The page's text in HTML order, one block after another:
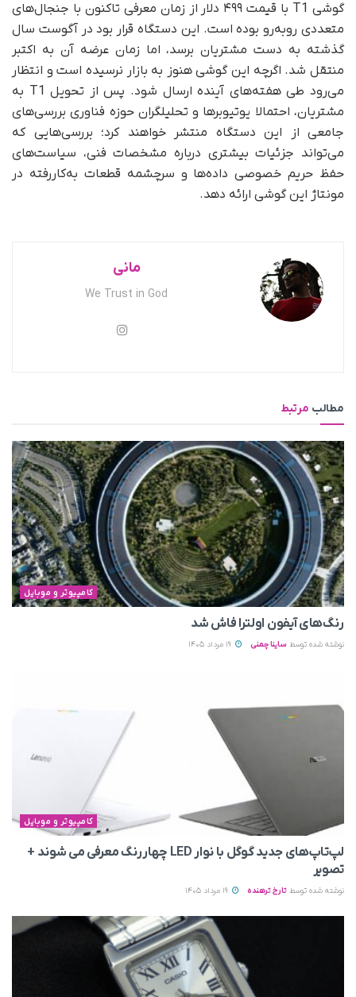
گوشی T1 با قیمت ۴۹۹ دلار از زمان معرفی تاکنون با جنجال‌های
متعددی روبه‌رو بوده است. این دستگاه قرار بود در آگوست سال
گذشته به دست مشتریان برسد، اما زمان عرضه آن به اکتبر
منتقل شد. اگرچه این گوشی هنوز به بازار نرسیده است و انتظار
می‌رود طی هفته‌های آینده ارسال شود. پس از تحویل T1 به
مشتریان، احتمالا یوتیوبرها و تحلیلگران حوزه فناوری بررسی‌های
جامعی از این دستگاه منتشر خواهند کرد؛ بررسی‌هایی که
می‌تواند جزئیات بیشتری درباره مشخصات فنی، سیاست‌های
حفظ حریم خصوصی داده‌ها و سرچشمه قطعات به‌کاررفته در
مونتاژ این گوشی ارائه دهد.
مانی
We Trust in God
مطالب مرتبط
کامپیوتر و موبایل
رنگ‌های آیفون اولترا فاش شد
نوشته شده توسط ساینا چمنی
کامپیوتر و موبایل
لپ‌تاپ‌های جدید گوگل با نوار LED چهاررنگ معرفی می‌ شوند +
تصویر
نوشته شده توسط تارخ ترهنده